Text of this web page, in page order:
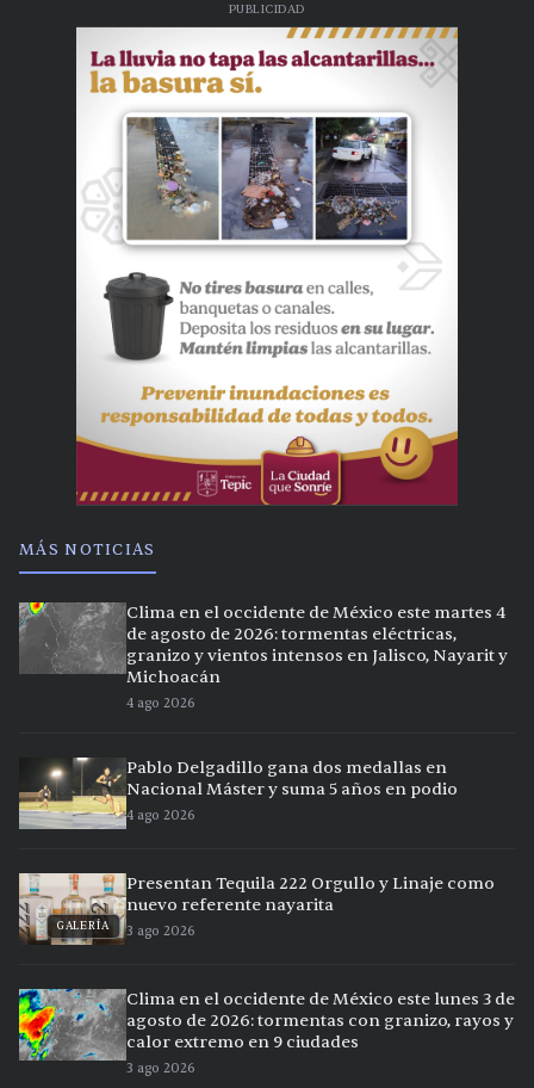
PUBLICIDAD
MÁS NOTICIAS
Clima en el occidente de México este martes 4
de agosto de 2026: tormentas eléctricas,
granizo y vientos intensos en Jalisco, Nayarit y
Michoacán
4 ago 2026
Pablo Delgadillo gana dos medallas en
Nacional Máster y suma 5 años en podio
4 ago 2026
GALERÍA
Presentan Tequila 222 Orgullo y Linaje como
nuevo referente nayarita
3 ago 2026
Clima en el occidente de México este lunes 3 de
agosto de 2026: tormentas con granizo, rayos y
calor extremo en 9 ciudades
3 ago 2026